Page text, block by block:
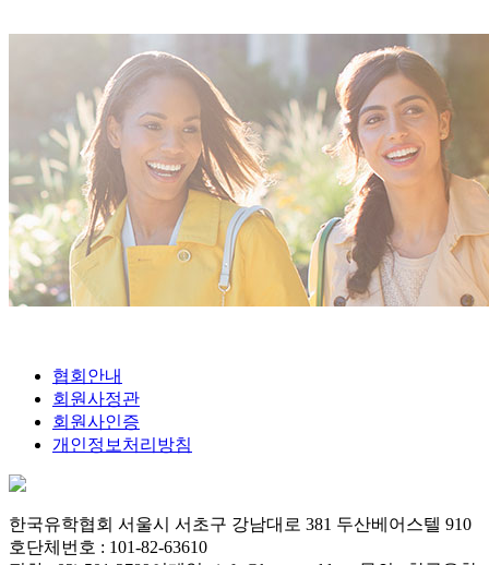
협회안내
회원사정관
회원사인증
개인정보처리방침
한국유학협회 서울시 서초구 강남대로 381 두산베어스텔 910
호단체번호 : 101-82-63610